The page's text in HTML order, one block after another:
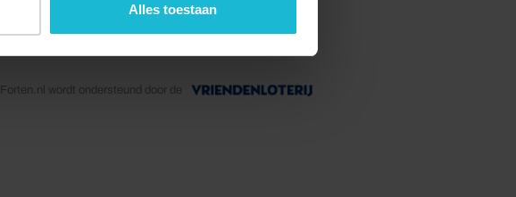
Alles toestaan
Forten.nl wordt ondersteund door de